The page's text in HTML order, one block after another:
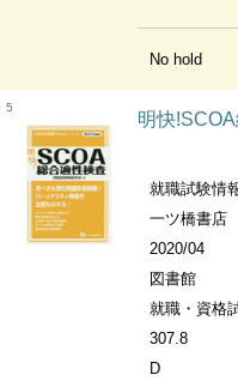
No hold
5
明快!SCOA総合
就職試験情
一ツ橋書店
2020/04
図書館
就職・資格
307.8
D